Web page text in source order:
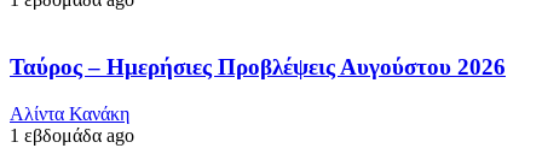
Ταύρος – Ημερήσιες Προβλέψεις Αυγούστου 2026
Αλίντα Κανάκη
1 εβδομάδα ago